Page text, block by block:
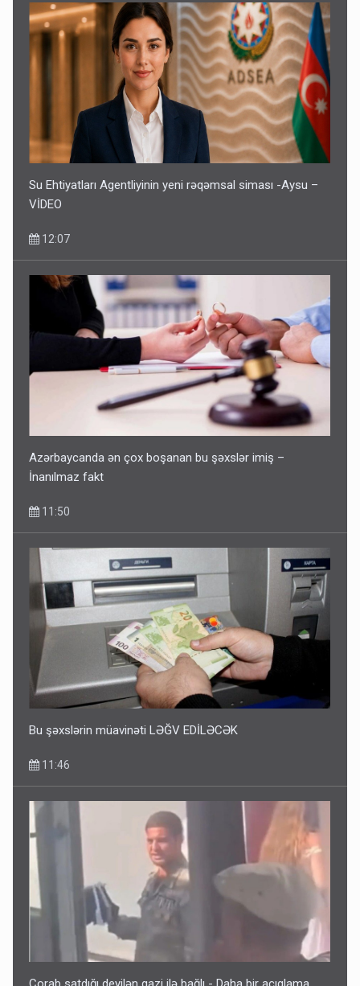
Su Ehtiyatları Agentliyinin yeni rəqəmsal siması -Aysu –
VİDEO
12:07
Azərbaycanda ən çox boşanan bu şəxslər imiş –
İnanılmaz fakt
11:50
Bu şəxslərin müavinəti LƏĞV EDİLƏCƏK
11:46